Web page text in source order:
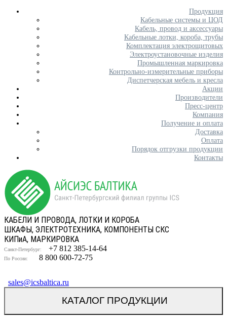
Продукция
Кабельные системы и ЦОД
Кабель, провод и аксессуары
Кабельные лотки, короба, трубы
Комплектация электрощитовых
Электроустановочные изделия
Промышленная маркировка
Контрольно-измерительные приборы
Диспетчерская мебель и кресла
Акции
Производители
Пресс-центр
Компания
Получение и оплата
Доставка
Оплата
Порядок отгрузки продукции
Контакты
КАБЕЛИ И ПРОВОДА, ЛОТКИ И КОРОБА
ШКАФЫ, ЭЛЕКТРОТЕХНИКА, КОМПОНЕНТЫ СКС
КИПиА, МАРКИРОВКА
Санкт-Петербург: +7 812 385-14-64
По России: 8 800 600-72-75
sales@icsbaltica.ru
КАТАЛОГ ПРОДУКЦИИ